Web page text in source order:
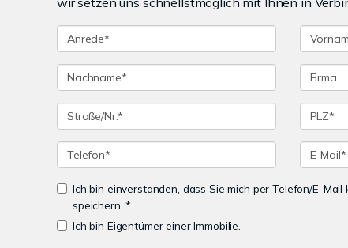
Ich bin einverstanden, dass Sie mich per Telefon/E-
speichern. *
Ich bin Eigentümer einer Immobilie.